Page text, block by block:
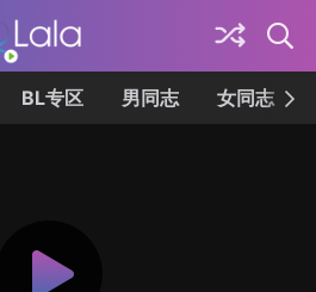
BL专区 男同志 女同志